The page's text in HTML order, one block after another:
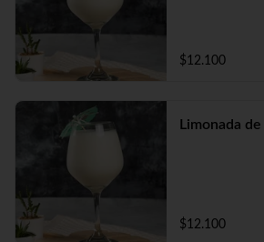
$12.100
Limonada
$12.100